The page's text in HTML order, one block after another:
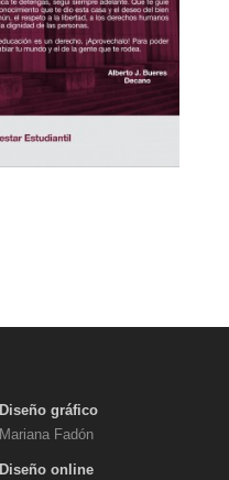
Diseño gráfico
Mariana Fadón
Diseño online